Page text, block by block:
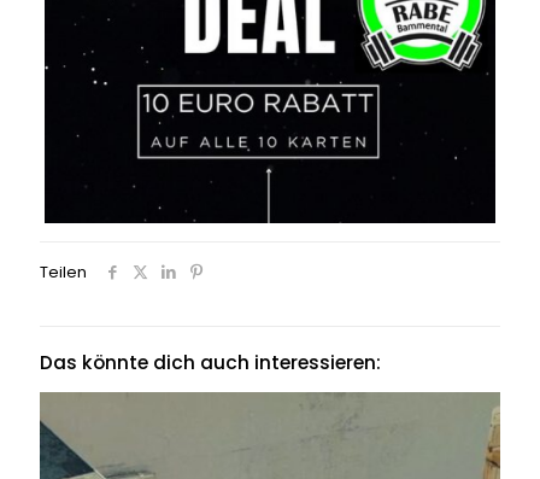
Teilen
Das könnte dich auch interessieren: